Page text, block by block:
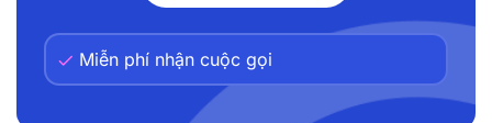
Miễn phí nhận cuộc gọi